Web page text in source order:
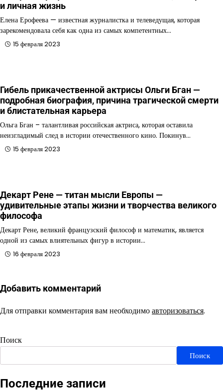
и личная жизнь
Елена Ерофеева — известная журналистка и телеведущая, которая
зарекомендовала себя как одна из самых компетентных…
15 февраля 2023
Гибель прикачественной актрисы Ольги Бган —
подробная биография, причина трагической смерти
и блистательная карьера
Ольга Бган – талантливая российская актриса, которая оставила
неизгладимый след в истории отечественного кино. Покинув…
15 февраля 2023
Декарт Рене — титан мысли Европы —
удивительные этапы жизни и творчества великого
философа
Декарт Рене, великий французский философ и математик, является
одной из самых влиятельных фигур в истории…
16 февраля 2023
Добавить комментарий
Для отправки комментария вам необходимоавторизоваться.
Поиск
Поиск
Последние записи